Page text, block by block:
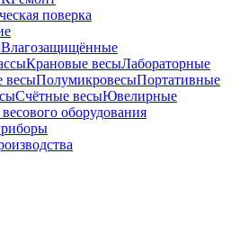
поверка
Влагозащищённые
Крановые весыЛабораторные
весыПолумикровесыПортативные
Счётные весыЮвелирные
оборудования